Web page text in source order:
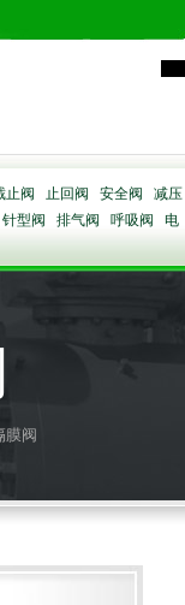
止阀 止回阀 安全阀
减压
针型阀 排气阀 呼吸阀
电
膜阀